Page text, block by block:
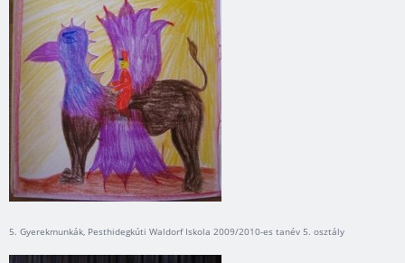
5. Gyerekmunkák, Pesthidegkúti Waldorf Iskola 2009/2010-es tanév 5. osztály